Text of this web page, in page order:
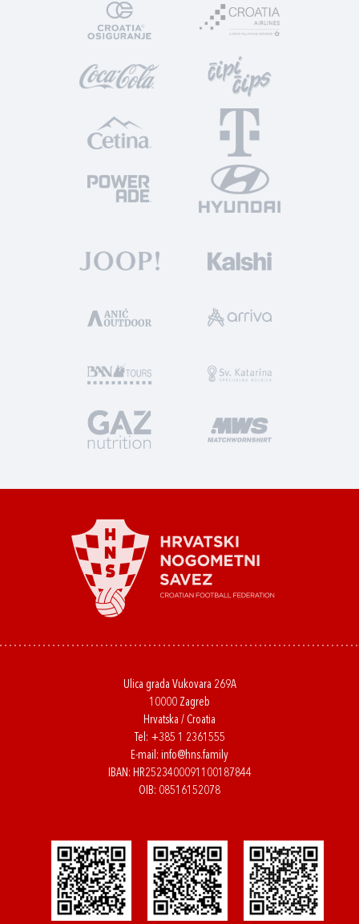
Ulica grada Vukovara 269A
10000 Zagreb
Hrvatska / Croatia
Tel: +385 1 2361555
E-mail: info@hns.family
IBAN: HR2523400091100187844
OIB: 08516152078